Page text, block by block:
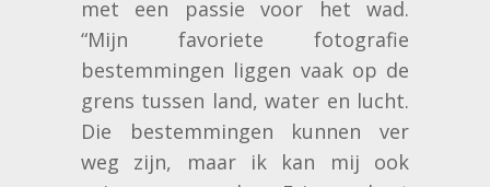
met een passie voor het wad.
“Mijn favoriete fotografie
bestemmingen liggen vaak op de
grens tussen land, water en lucht.
Die bestemmingen kunnen ver
weg zijn, maar ik kan mij ook